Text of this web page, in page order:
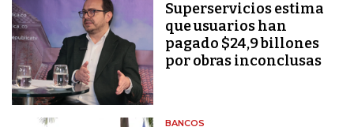
Superservicios estima
que usuarios han
pagado $24,9 billones
por obras inconclusas
BANCOS